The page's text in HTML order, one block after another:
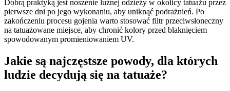
Dobrą praktyką jest noszenie luźnej odzieży w okolicy tatuażu przez
pierwsze dni po jego wykonaniu, aby uniknąć podrażnień. Po
zakończeniu procesu gojenia warto stosować filtr przeciwsłoneczny
na tatuażowane miejsce, aby chronić kolory przed blaknięciem
spowodowanym promieniowaniem UV.
Jakie są najczęstsze powody, dla których
ludzie decydują się na tatuaże?